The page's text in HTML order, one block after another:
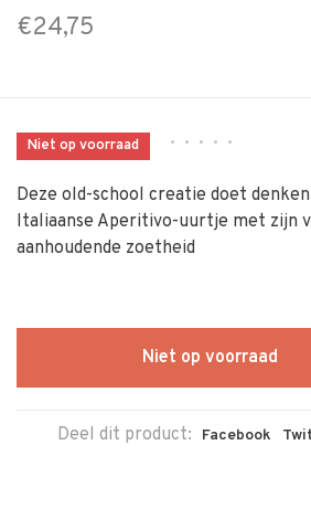
€24,75
Niet op voorraad • • • • •
Deze old-school creatie doet
Italiaanse Aperitivo-uurtje met zijn
aanhoudende zoetheid
Niet op voorraad
Deel dit product: Facebook